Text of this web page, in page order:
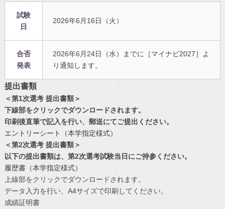
試験
日
2026年6月16日（火）
合否
発表
2026年6月24日（水）までに［マイナビ2027］よ
り通知します。
提出書類
＜第1次選考 提出書類＞
下線部をクリックでダウンロードされます。
印刷後直筆で記入を行い、郵送にてご提出ください。
エントリーシート（本学指定様式）
＜第2次選考 提出書類＞
以下の提出書類は、第2次選考試験当日にご持参ください。
履歴書（本学指定様式）
上線部をクリックでダウンロードされます。
データ入力を行い、A4サイズで印刷してください。
成績証明書